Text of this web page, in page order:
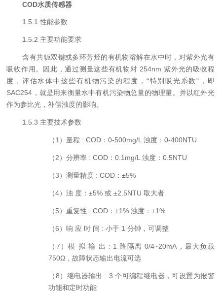
COD水质传感器
1.5.1 性能参数
1.5.2 主要功能要求
含有共轭双键或多环芳烃的有机物溶解在水中时，对紫外光有
吸收作用。因此，通过测量这些有机物对 254nm紫外光的吸收程
度，评估水体中这些有机物污染的程度，“特别吸光系数"，即
SAC254 ，就是用来衡量水中有机污染物总量的物理量。并以红外光
作为参比光，补偿浊度的影响。
1.5.3 主要技术参数
（1 ）量程 : COD ：0-500mg/L浊度：0-400NTU
（2）分辨率 : COD ：0.1mg/L浊度：0.5NTU
（3）测量精度 : COD ：±5%
（4）浊 度：±5%或 ±2.5NTU取大者
（5）重复性 : COD ：±1%浊度：±1%
（6）响 应 时 间 :小于 1分钟，可调整
（ 7 ）模 拟 输 出 : 1 路隔离0/4~20mA ，最大负载
750Ω，故障状态输出电流可选
（8）继电器输出 : 3个可编程继电器，可设置为报警
功能和定时功能